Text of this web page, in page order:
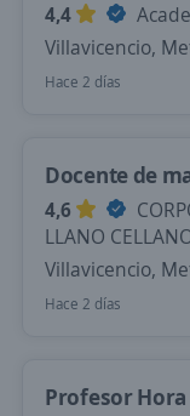
4,4
Villavicencio,
Hace 2 días
Docente de
4,6
LLANO
Villavicencio,
Hace 2 días
Profesor